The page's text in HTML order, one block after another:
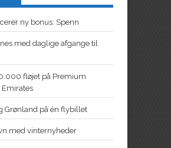
ny bonus: Spenn
med daglige afgange til
fløjet på Premium
Grønland på én flybillet
med vinternyheder